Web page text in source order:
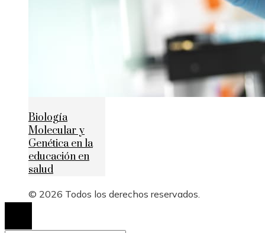
Biología
Molecular y
Genética en la
educación en
salud
© 2026 Todos los derechos reservados.